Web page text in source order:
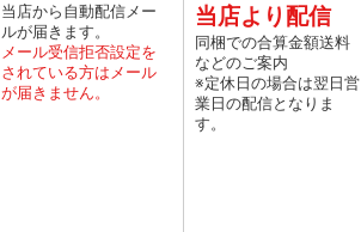
当店から自動配信メー
ルが届きます。
メール受信拒否設定を
されている方はメール
が届きません。
当店より配信
同梱での合算金額送料
などのご案内
※定休日の場合は翌日営
業日の配信となりま
す。